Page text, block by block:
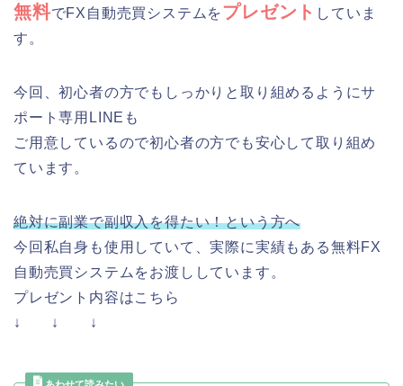
無料でFX自動売買システムをプレゼント していま
す。
今回、初心者の方でもしっかりと取り組めるようにサ
ポート専用LINEも
ご用意しているので初心者の方でも安心して取り組め
ています。
絶対に副業で副収入を得たい！という方へ
今回私自身も使用していて、実際に実績もある無料FX
自動売買システムをお渡ししています。
プレゼント内容はこちら
↓ ↓ ↓